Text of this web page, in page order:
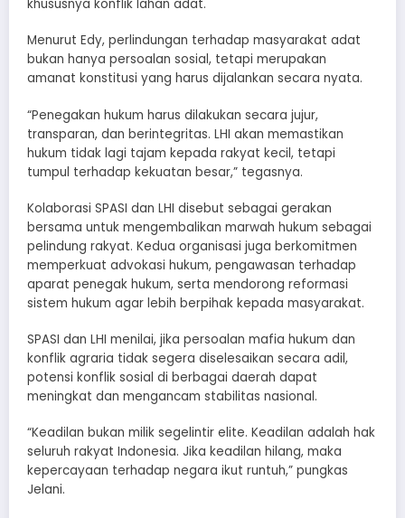
khususnya konflik lahan adat.
Menurut Edy, perlindungan terhadap masyarakat adat
bukan hanya persoalan sosial, tetapi merupakan
amanat konstitusi yang harus dijalankan secara nyata.
“Penegakan hukum harus dilakukan secara jujur,
transparan, dan berintegritas. LHI akan memastikan
hukum tidak lagi tajam kepada rakyat kecil, tetapi
tumpul terhadap kekuatan besar,” tegasnya.
Kolaborasi SPASI dan LHI disebut sebagai gerakan
bersama untuk mengembalikan marwah hukum sebagai
pelindung rakyat. Kedua organisasi juga berkomitmen
memperkuat advokasi hukum, pengawasan terhadap
aparat penegak hukum, serta mendorong reformasi
sistem hukum agar lebih berpihak kepada masyarakat.
SPASI dan LHI menilai, jika persoalan mafia hukum dan
konflik agraria tidak segera diselesaikan secara adil,
potensi konflik sosial di berbagai daerah dapat
meningkat dan mengancam stabilitas nasional.
“Keadilan bukan milik segelintir elite. Keadilan adalah hak
seluruh rakyat Indonesia. Jika keadilan hilang, maka
kepercayaan terhadap negara ikut runtuh,” pungkas
Jelani.